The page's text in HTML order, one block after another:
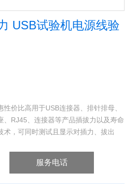
USB试验机电源线验
价比高用于USB连接器、排针排母、
、RJ45、连接器等产品插拔力以及寿命
术，可同时测试且显示对插力、拔出
电源线验机
服务电话